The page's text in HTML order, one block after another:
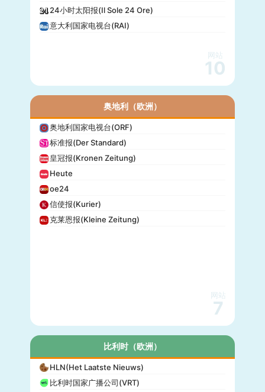
24小时太阳报(Il Sole 24 Ore)
意大利国家电视台(RAI)
网站
10
奥地利（欧洲）
奥地利国家电视台(ORF)
标准报(Der Standard)
皇冠报(Kronen Zeitung)
Heute
oe24
信使报(Kurier)
克莱恩报(Kleine Zeitung)
网站
7
比利时（欧洲）
HLN(Het Laatste Nieuws)
比利时国家广播公司(VRT)